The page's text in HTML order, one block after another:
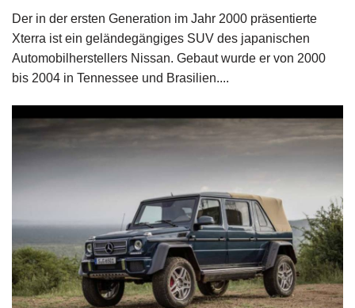
Der in der ersten Generation im Jahr 2000 präsentierte
Xterra ist ein geländegängiges SUV des japanischen
Automobilherstellers Nissan. Gebaut wurde er von 2000
bis 2004 in Tennessee und Brasilien....